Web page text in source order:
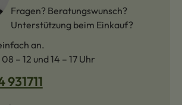
Fragen? Beratungswunsch?
Unterstützung beim Einkauf?
an.
– 12 und 14 – 17 Uhr
931711